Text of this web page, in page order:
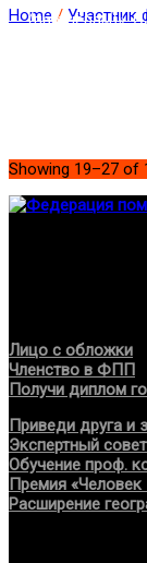
Home / Участник
(партнёрам)».
Showing 19–27 of
Лицо с обложки
Членство в ФПП
Получи диплом
Приведи друга и
Экспертный совет
Обучение проф.
Премия «Человек
Расширение